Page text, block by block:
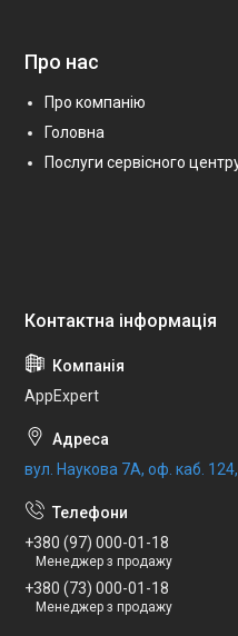
Про нас
Про компанію
Головна
Послуги сервісного
AppExpert
вул. Наукова 7А, оф. каб. 124,
+380 (97) 000-01-18
Менеджер з продажу
+380 (73) 000-01-18
Менеджер з продажу